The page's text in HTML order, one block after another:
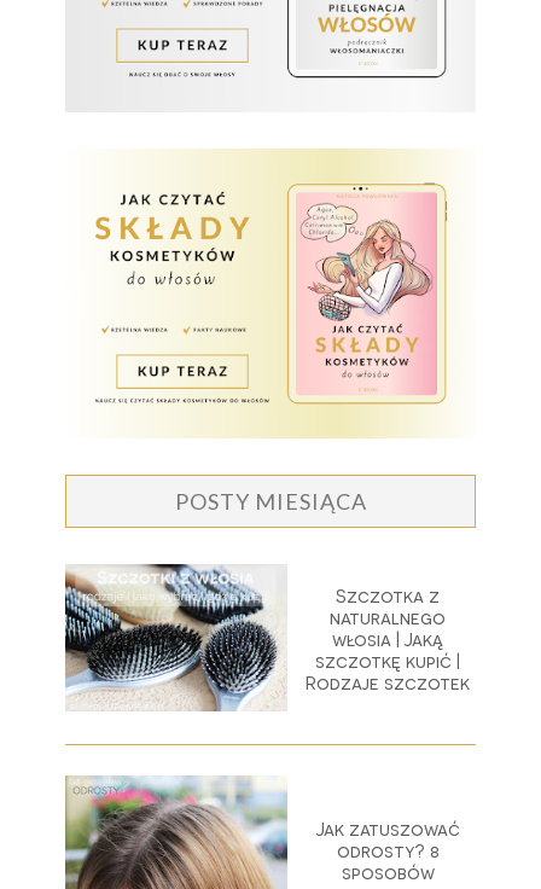
POSTY MIESIĄCA
Szczotka z
naturalnego
włosia | Jaką
szczotkę kupić |
Rodzaje szczotek
Jak zatuszować
odrosty? 8
sposobów